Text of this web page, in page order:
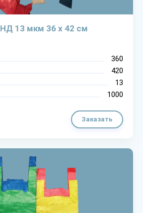
13 мкм 36 х 42 см
360
420
13
1000
Заказать